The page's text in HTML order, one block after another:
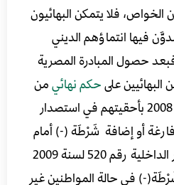
فلا يتمكن البهائيون
فيها انتماؤهم الديني
حصول المبادرة المصرية
علىحكم نهائيمن
المحكمة الإدارية العليا في 2008 بأحقيتهم في استصدار
فارغة أو إضافة شَرْطَة (-) أمام
خانة الديانة، صدر قرار وزير الداخلية رقم 520 لسنة 2009
) في حالة المواطنين غير